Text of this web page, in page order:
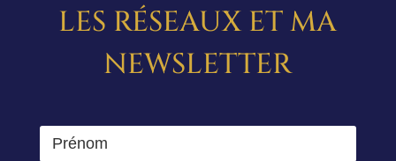
LES RÉSEAUX ET MA
NEWSLETTER